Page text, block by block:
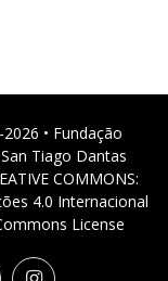
• Fundação
Tiago Dantas
COMMONS:
4.0 Internacional
License